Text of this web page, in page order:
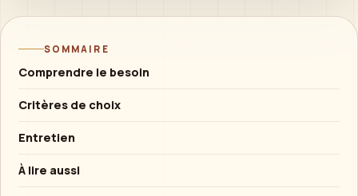
SOMMAIRE
Comprendre le besoin
Critères de choix
Entretien
À lire aussi